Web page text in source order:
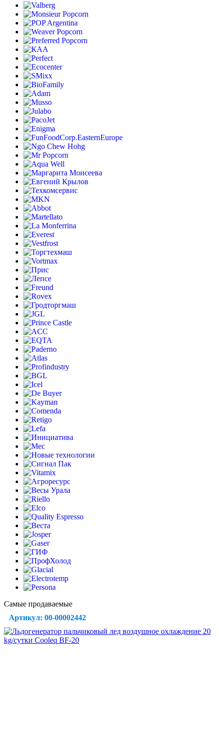
Самые продаваемые
Артикул: 00-00002442